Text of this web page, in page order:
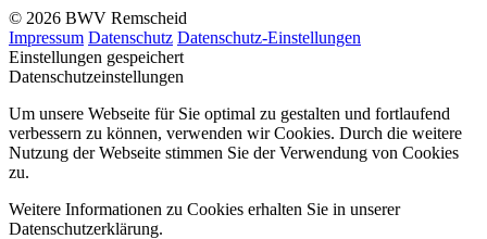
© 2026 BWV Remscheid
Impressum Datenschutz Datenschutz-Einstellungen
Einstellungen gespeichert
Datenschutzeinstellungen
Um unsere Webseite für Sie optimal zu gestalten und fortlaufend
verbessern zu können, verwenden wir Cookies. Durch die weitere
Nutzung der Webseite stimmen Sie der Verwendung von Cookies
zu.
Weitere Informationen zu Cookies erhalten Sie in unserer
Datenschutzerklärung.